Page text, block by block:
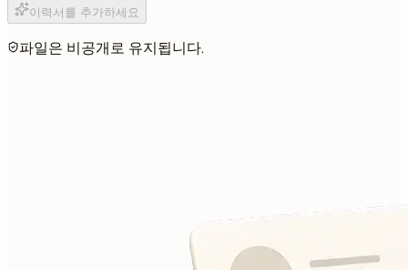
이력서를 추가하세요
파일은 비공개로 유지됩니다.